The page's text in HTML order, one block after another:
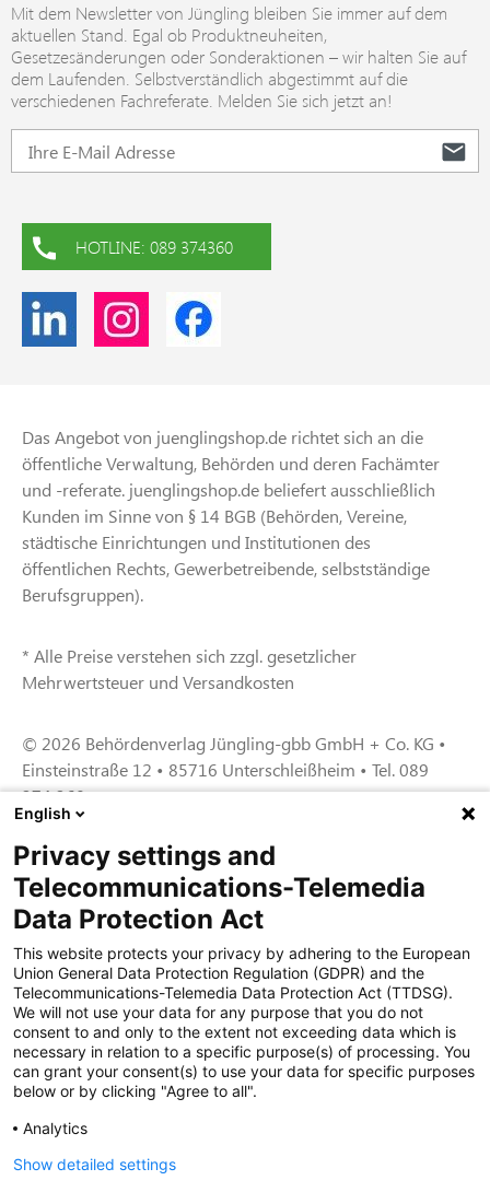
Mit dem Newsletter von Jüngling bleiben Sie immer auf dem
aktuellen Stand. Egal ob Produktneuheiten,
Gesetzesänderungen oder Sonderaktionen – wir halten Sie auf
dem Laufenden. Selbstverständlich abgestimmt auf die
verschiedenen Fachreferate. Melden Sie sich jetzt an!
HOTLINE: 089 374360
Das Angebot von juenglingshop.de richtet sich an die
öffentliche Verwaltung, Behörden und deren Fachämter
und -referate. juenglingshop.de beliefert ausschließlich
Kunden im Sinne von § 14 BGB (Behörden, Vereine,
städtische Einrichtungen und Institutionen des
öffentlichen Rechts, Gewerbetreibende, selbstständige
Berufsgruppen).
* Alle Preise verstehen sich zzgl. gesetzlicher
Mehrwertsteuer und Versandkosten
© 2026 Behördenverlag Jüngling-gbb GmbH + Co. KG •
Einsteinstraße 12 • 85716 Unterschleißheim • Tel. 089
374 360
Zertifiziert für das Sicherheitsmanagem
entsystem unter TU4® durch TÜViT Essen
Zertifiziert für das QM-System nach DIN EN
ISO 9001: 2015, Reg.-Nr. 44 100 091350
durch TÜV NORD CERT
Zertifiziert für Sicherheits- und
English
Privacy settings and
Telecommunications-Telemedia
Data Protection Act
This website protects your privacy by adhering to the European
Union General Data Protection Regulation (GDPR) and the
Telecommunications-Telemedia Data Protection Act (TTDSG).
We will not use your data for any purpose that you do not
consent to and only to the extent not exceeding data which is
necessary in relation to a specific purpose(s) of processing. You
can grant your consent(s) to use your data for specific purposes
below or by clicking "Agree to all".
Analytics
Show detailed settings